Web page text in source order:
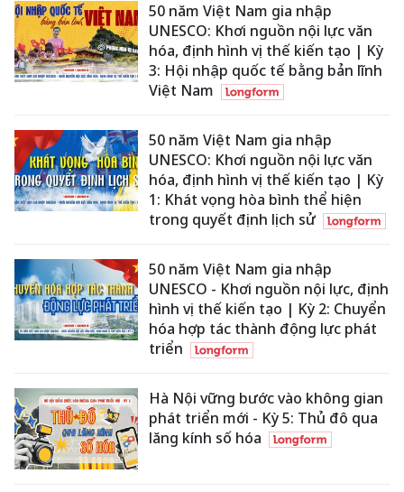
50 năm Việt Nam gia nhập
UNESCO: Khơi nguồn nội lực văn
hóa, định hình vị thế kiến tạo | Kỳ
3: Hội nhập quốc tế bằng bản lĩnh
Việt Nam
50 năm Việt Nam gia nhập
UNESCO: Khơi nguồn nội lực văn
hóa, định hình vị thế kiến tạo | Kỳ
1: Khát vọng hòa bình thể hiện
trong quyết định lịch sử
50 năm Việt Nam gia nhập
UNESCO - Khơi nguồn nội lực, định
hình vị thế kiến tạo | Kỳ 2: Chuyển
hóa hợp tác thành động lực phát
triển
Hà Nội vững bước vào không gian
phát triển mới - Kỳ 5: Thủ đô qua
lăng kính số hóa